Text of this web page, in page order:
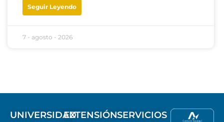
Seguir Leyendo
7 - agosto - 2026
UNIVERSIDADEXTENSIÓNSERVICIOS